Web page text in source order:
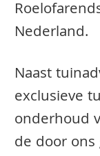
Nederland.
Naast
exclusieve
onderhoud
de door